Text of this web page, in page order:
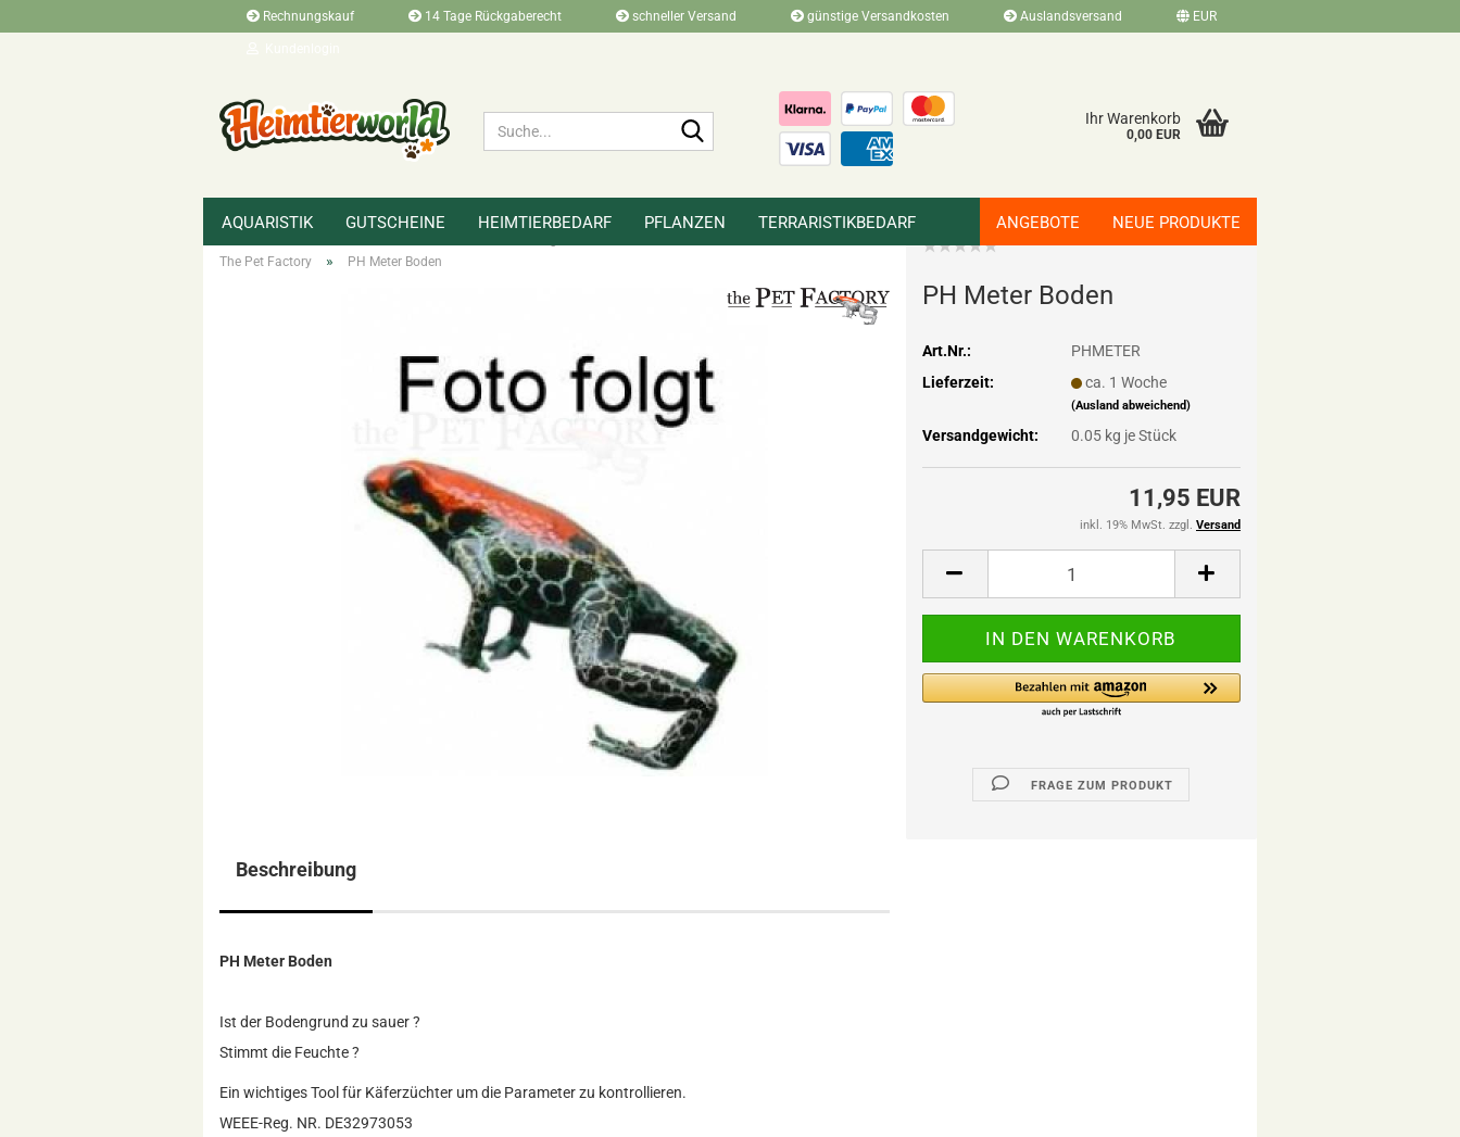
Rechnungskauf 14 Tage Rückgaberecht schneller Versand günstige Versandkosten Auslandsversand EUR
Ihr Warenkorb
0,00 EUR
AQUARISTIK GUTSCHEINE HEIMTIERBEDARF PFLANZEN TERRARISTIKBEDARF ANGEBOTE NEUE PRODUKTE
The Pet Factory » PH Meter Boden
PH Meter Boden
Art.Nr.:
PHMETER
Lieferzeit:
ca. 1 Woche
(Ausland abweichend)
Versandgewicht: 0.05kg je Stück
11,95 EUR
inkl. 19% MwSt. zzgl. Versand
FRAGE ZUM PRODUKT
Beschreibung
PH Meter Boden
Ist der Bodengrund zu sauer ?
Stimmt die Feuchte ?
Ein wichtiges Tool für Käferzüchter um die Parameter zu kontrollieren.
WEEE-Reg. NR. DE32973053